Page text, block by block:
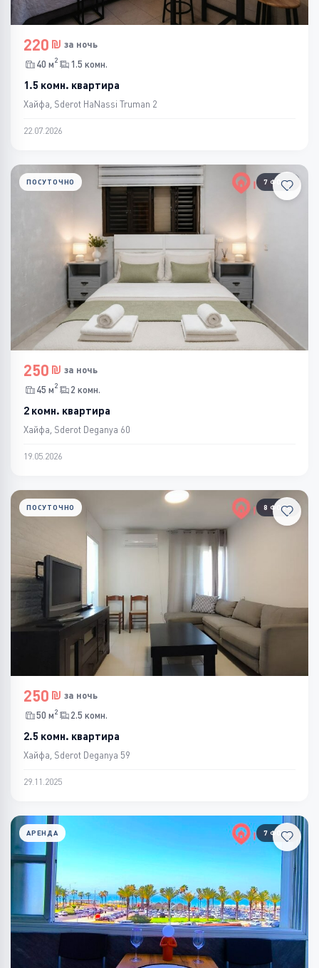
220
за ночь
40 м2 1.5 комн.
1.5 комн. квартира
Хайфа, Sderot HaNassi Truman 2
22.07.2026
7 ФОТО
ПОСУТОЧНО
250
за ночь
45 м2 2 комн.
2 комн. квартира
Хайфа, Sderot Deganya 60
19.05.2026
8 ФОТО
ПОСУТОЧНО
250
за ночь
50 м2 2.5 комн.
2.5 комн. квартира
Хайфа, Sderot Deganya 59
29.11.2025
7 ФОТО
АРЕНДА